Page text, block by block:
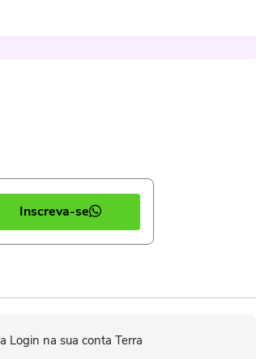
Inscreva-se
Login na sua conta Terra